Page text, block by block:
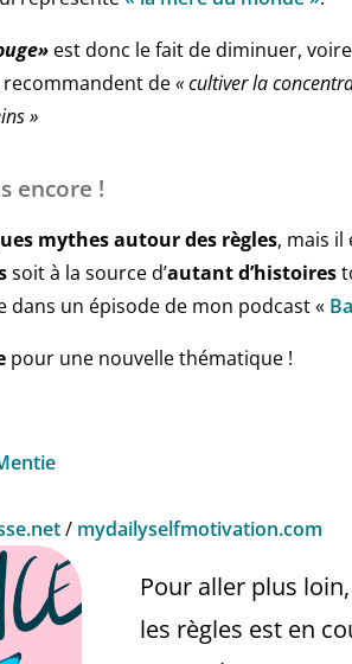
est donc le fait de diminuer,
de« cultiver la
»
encore !
mythes autour des règles, mais il
soit à la source d’autant d’histoires
dans un épisode de mon podcast «
pour une nouvelle thématique !
/ mydailyselfmotivation.com
Pour aller plus
les règles est en